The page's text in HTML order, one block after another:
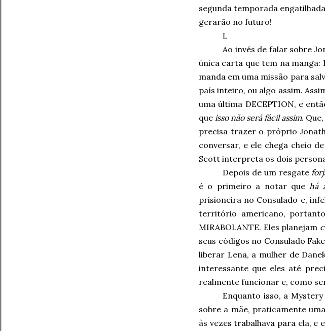
segunda temporada
gerarão no futuro!
L
Ao invés de falar sobre
única carta que tem na manga:
manda em uma missão para
país inteiro, ou algo assim.
uma última DECEPTION, e
que isso não será fácil assim.
precisa trazer o próprio
conversar, e ele chega cheio
Scott interpreta os dois
Depois de um resgate
é o primeiro a notar quehá
prisioneira no Consulado e,
território americano,
MIRABOLANTE. Eles planejam
seus códigos no Consulado
liberar Lena, a mulher de
interessante que eles até
realmente funcionar e, como
Enquanto isso, a
sobre a mãe, praticamente
às vezes trabalhava para ela, e